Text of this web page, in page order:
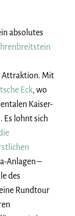
absolutes
Attraktion. Mit
Eck, wo
Kaiser-
lohnt sich
Anlagen –
des
Rundtour